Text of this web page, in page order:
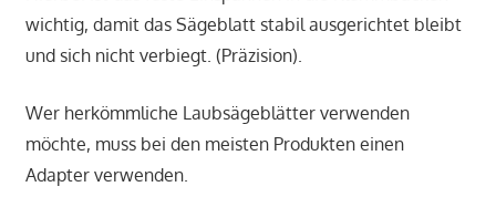
wichtig, damit das Sägeblatt stabil ausgerichtet bleibt
und sich nicht verbiegt. (Präzision).
Wer herkömmliche Laubsägeblätter verwenden
möchte, muss bei den meisten Produkten einen
Adapter verwenden.